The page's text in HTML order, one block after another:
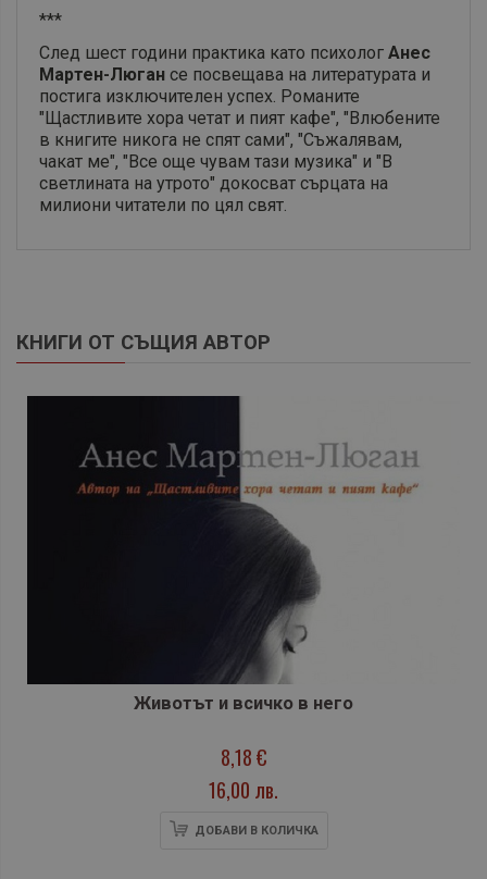
***
След шест години практика като психолог Анес
Мартен-Люган се посвещава на литературата и
постига изключителен успех. Романите
"Щастливите хора четат и пият кафе", "Влюбените
в книгите никога не спят сами", "Съжалявам,
чакат ме", "Все още чувам тази музика" и "В
светлината на утрото" докосват сърцата на
милиони читатели по цял свят.
КНИГИ ОТ СЪЩИЯ АВТОР
Животът и всичко в него
8,18 €
16,00 лв.
ДОБАВИ В КОЛИЧКА